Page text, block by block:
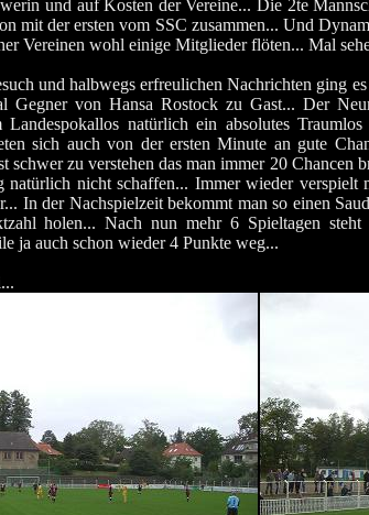
und auf Kosten der Vereine... Die 2te
mit der ersten vom SSC zusammen... Und
Vereinen wohl einige Mitglieder flöten... Mal
und halbwegs erfreulichen Nachrichten ging
Gegner von Hansa Rostock zu Gast... Der
natürlich ein absolutes
sich auch von der ersten Minute an gute
schwer zu verstehen das man immer 20 Chancen
natürlich nicht schaffen... Immer wieder verspielt
In der Nachspielzeit bekommt man so einen
holen... Nach nun mehr 6 Spieltagen
ja auch schon wieder 4 Punkte weg...